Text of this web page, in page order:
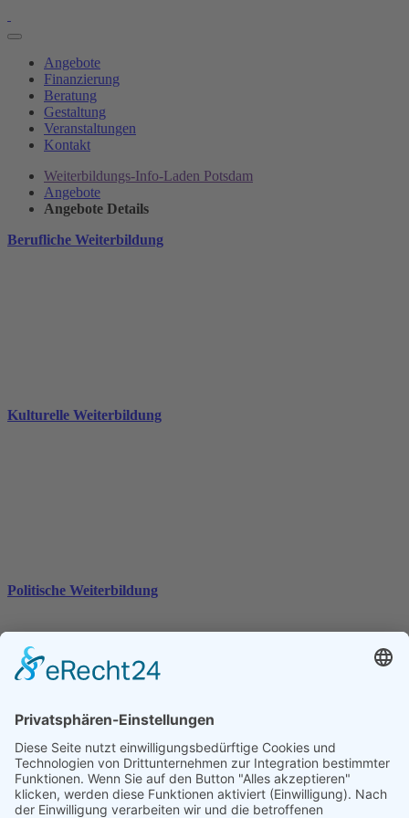
Angebote
Finanzierung
Beratung
Gestaltung
Veranstaltungen
Kontakt
Weiterbildungs-Info-Laden Potsdam
Angebote
Angebote Details
Berufliche Weiterbildung
Kulturelle Weiterbildung
Politische Weiterbildung
Allgemeine Weiterbildung